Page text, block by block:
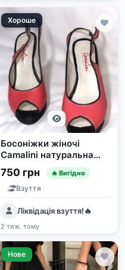
Хороше
Босоніжки жіночі
Camalini натуральна
лакована шкіра корал
розмір 38
750 грн 🔥 Вигідно
Взуття
Ліквідація взуття!🔥
2 тиж. тому
Нове